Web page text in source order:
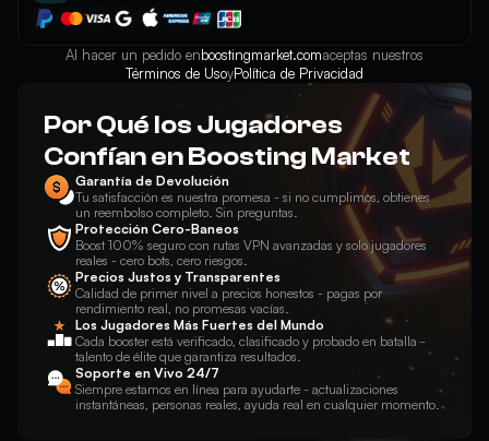
Al hacer un pedido enboostingmarket.comaceptas nuestros
Términos de UsoyPolítica de Privacidad
Por Qué los Jugadores
Confían en Boosting Market
Garantía de Devolución
Tu satisfacción es nuestra promesa - si no cumplimos, obtienes
un reembolso completo. Sin preguntas.
Protección Cero-Baneos
Boost 100% seguro con rutas VPN avanzadas y solo jugadores
reales - cero bots, cero riesgos.
Precios Justos y Transparentes
Calidad de primer nivel a precios honestos - pagas por
rendimiento real, no promesas vacías.
Los Jugadores Más Fuertes del Mundo
Cada booster está verificado, clasificado y probado en batalla -
talento de élite que garantiza resultados.
Soporte en Vivo 24/7
Siempre estamos en línea para ayudarte - actualizaciones
instantáneas, personas reales, ayuda real en cualquier momento.